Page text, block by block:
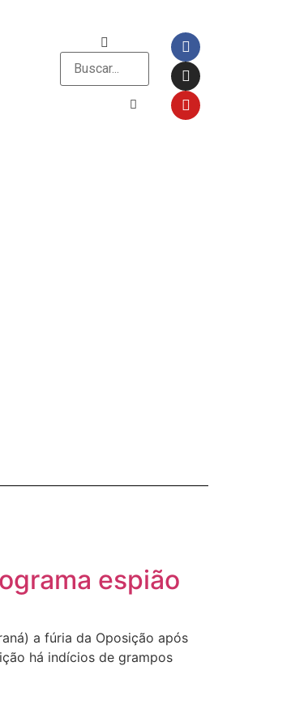
espião
a fúria da Oposição após
há indícios de grampos